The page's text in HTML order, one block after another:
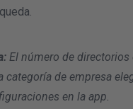
El número de
categoría de empresa
en la app.